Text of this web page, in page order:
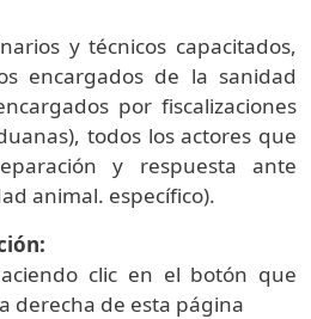
y técnicos capacitados,
encargados de la sanidad
por fiscalizaciones
todos los actores que
y respuesta ante
animal. específico).
clic en el botón que
derecha de esta página